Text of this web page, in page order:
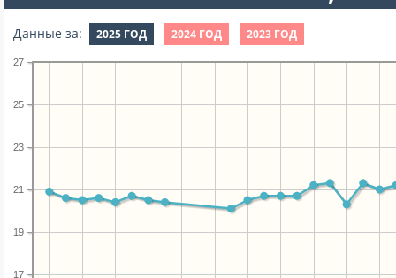
Данные за: 2025 ГОД 2024 ГОД 2023 ГОД
17
19
21
23
25
27